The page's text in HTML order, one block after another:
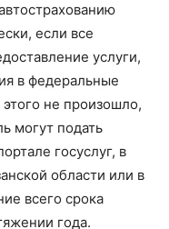
если все
услуги,
в федеральные
не произошло,
могут подать
госуслуг, в
области или в
всего срока
года.